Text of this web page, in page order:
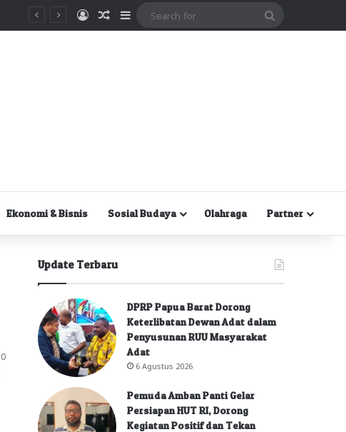
MasukRandom Article
Sidebar
Ekonomi & Bisnis Sosial Budaya Olahraga Partner
0
Update Terbaru
DPRP Papua Barat Dorong
Keterlibatan Dewan Adat dalam
Penyusunan RUU Masyarakat
Adat
6 Agustus 2026
Pemuda Amban Panti Gelar
Persiapan HUT RI, Dorong
Kegiatan Positif dan Tekan